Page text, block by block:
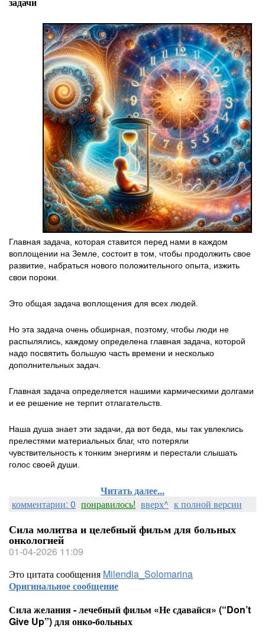
Главная задача, которая ставится перед нами в каждом
воплощении на Земле, состоит в том, чтобы продолжить свое
развитие, набраться нового положительного опыта, изжить
свои пороки.
Это общая задача воплощения для всех людей.
Но эта задача очень обширная, поэтому, чтобы люди не
распылялись, каждому определена главная задача, которой
надо посвятить большую часть времени и несколько
дополнительных задач.
Главная задача определяется нашими кармическими долгами
и ее решение не терпит отлагательств.
Наша душа знает эти задачи, да вот беда, мы так увлеклись
прелестями материальных благ, что потеряли
чувствительность к тонким энергиям и перестали слышать
голос своей души.
Читать далее...
комментарии: 0 понравилось! вверх^ к полной версии
Сила молитва и целебный фильм для больных
онкологией
01-04-2026 11:09
Это цитата сообщения Milendia_Solomarina
Оригинальное сообщение
Сила желания - лечебный фильм «Не сдавайся» (“Don’t
Give Up”) для онко-больных